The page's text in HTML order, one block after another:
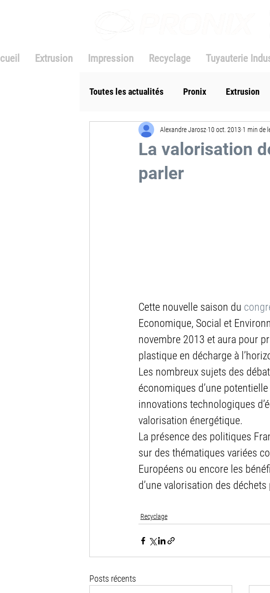
Extrusion Impression Recyclage Tuyauterie
Toutes les actualités Pronix Extrusion
La valorisation
parler
Alexandre Jarosz 10 oct. 2013 1 min de
Cette nouvelle saison du
Economique, Social et
novembre 2013 et aura pour
plastique en décharge à
Les nombreux sujets des
économiques d’une
innovations technologiques
valorisation énergétique.
La présence des politiques
sur des thématiques variées
Européens ou encore les
d’une valorisation des
Recyclage
Posts récents